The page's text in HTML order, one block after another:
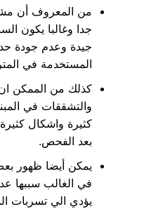
من المعروف أن
جدا وغالبا يكون
جيدة وعدم جودة
المستخدمة في
كذلك من الممكن
والتشققات في
كثيرة واشكال
بعد الفحص.
يمكن أيضا ظهور
في الغالب سببها
يؤدي الي تسربات